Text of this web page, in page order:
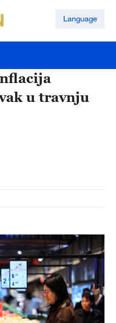
Language
u travnju